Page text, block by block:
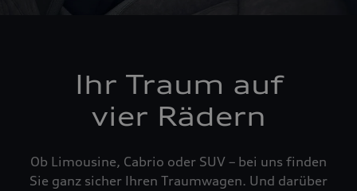
Ihr Traum auf
vier Rädern
Ob Limousine, Cabrio oder SUV – bei uns finden
Sie ganz sicher Ihren Traumwagen. Und darüber